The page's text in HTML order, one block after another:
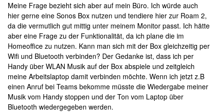
Meine Frage bezieht sich aber auf mein Büro. Ich würde auch
hier gerne eine Sonos Box nutzen und tendiere hier zur Roam 2,
da die vermutlich gut mittig unter meinem Monitor passt. Ich hätte
aber eine Frage zu der Funktionalität, da ich plane die im
Homeoffice zu nutzen. Kann man sich mit der Box gleichzeitig per
Wifi und Bluetooth verbinden? Der Gedanke ist, dass ich per
Handy über WLAN Musik auf der Box abspiele und zeitgleich
meine Arbeitslaptop damit verbinden möchte. Wenn ich jetzt z.B
einen Anruf bei Teams bekomme müsste die Wiedergabe meiner
Musik vom Handy stoppen und der Ton vom Laptop über
Bluetooth wiedergegeben werden.